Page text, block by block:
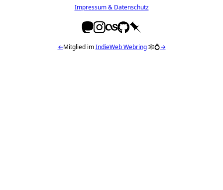
Impressum & Datenschutz
←Mitglied imIndieWeb Webring🕸💍→